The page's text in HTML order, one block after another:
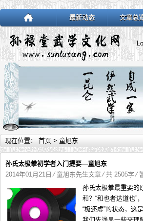
最新动态 文章总
现在位置： 首页 > 童旭东
孙氏太极拳初学者入门提要—童旭东
2014年01月21日 ⁄童旭东先生文章⁄ 共 2505字⁄
孙氏太极拳最重要的
和？“和也者达道也”
“极还虚”的状态，这